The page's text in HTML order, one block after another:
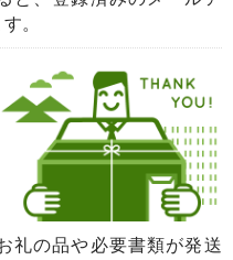
。
礼の品や必要書類が発送